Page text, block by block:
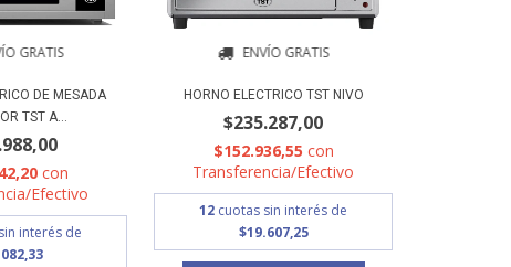
GRATIS
DE MESADA
TST A...
con
Efectivo
interés de
ENVÍO GRATIS
HORNO ELECTRICO TST NIVO
$235.287,00
$152.936,55 con
Transferencia/Efectivo
12 cuotas sin interés de
$19.607,25